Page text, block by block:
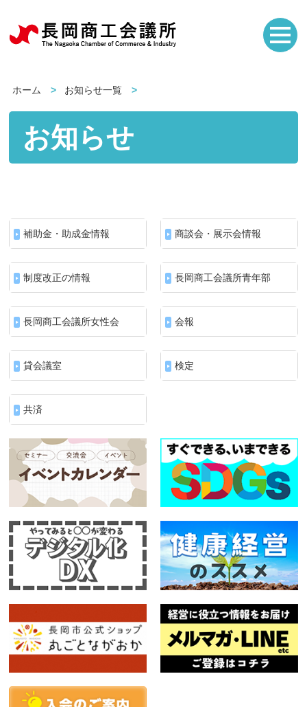
ホーム お知らせ一覧
お知らせ
補助金・助成金情報 商談会・展示会情報
制度改正の情報 長岡商工会議所青年部
長岡商工会議所女性会 会報
貸会議室 検定
共済